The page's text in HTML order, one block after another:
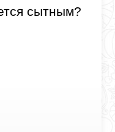
сытным?